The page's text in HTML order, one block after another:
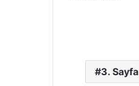
3. Sayfa